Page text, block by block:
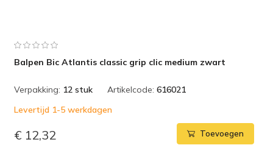
Balpen Bic Atlantis classic grip clic medium zwart
Verpakking: 12 stuk Artikelcode: 616021
Levertijd 1-5 werkdagen
€ 12,32 Toevoegen